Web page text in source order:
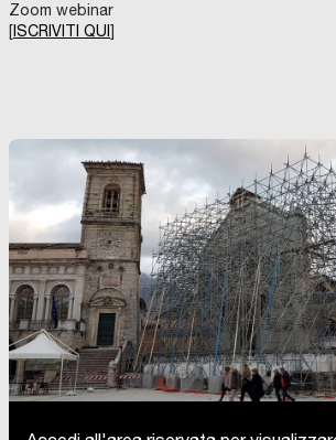
Zoom webinar
[ISCRIVITI QUI ]